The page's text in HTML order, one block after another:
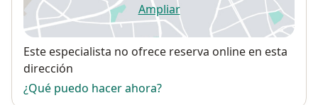
Ampliarse abre en una nueva
Disponibilidad
Este especialista no ofrece reserva online en esta
dirección
¿Qué puedo hacer ahora?